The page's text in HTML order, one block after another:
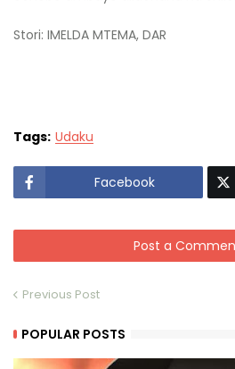
Stori: IMELDA MTEMA, DAR
Tags: Udaku
Facebook
Post a
Previous Post
POPULAR POSTS